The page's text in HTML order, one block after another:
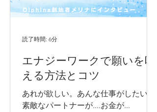
エナジーワークで願いを叶
える方法とコツ
あれが欲しい。あんな仕事がしたい。
素敵なパートナーが....お金が...
読了時間: 6分